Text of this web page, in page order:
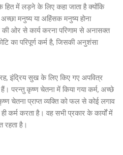
में लड़ने के लिए कहा जाता है क्योंकि
मनुष्य या अहिंसक मनुष्य होना
की ओर से कार्य करना परिणाम से अनासक्त
का परिपूर्ण कर्म है, जिसकी अनुशंसा
इंद्रिय सुख के लिए किए गए अपवित्र
परन्तु कृष्ण चेतना में किया गया कर्म, अच्छे
चेतना प्राप्त व्यक्ति को फल से कोई लगाव
कर्म करता है। वह सभी प्रकार के कार्यों में
रहता है।